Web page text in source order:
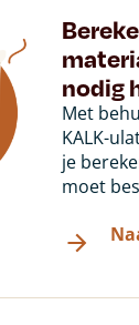
nodig
Met
KALK-
je
moet